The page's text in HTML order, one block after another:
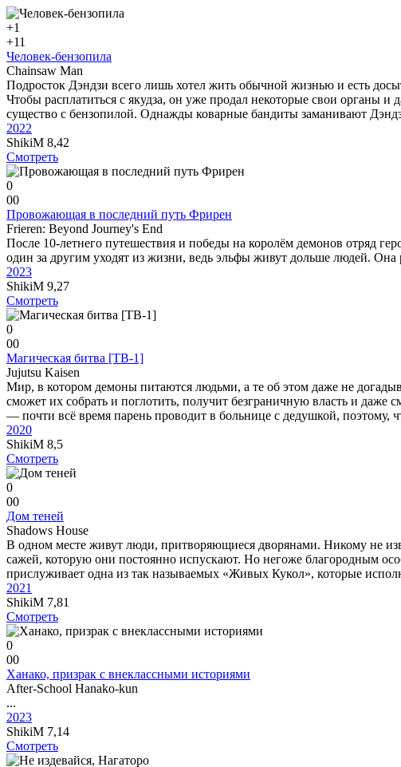
+1
+11
Человек-бензопила
Chainsaw Man
Подросток Дэндзи всего лишь хотел жить обычной жизнью и есть
Чтобы расплатиться с якудза, он уже продал некоторые свои органы
существо с бензопилой. Однажды коварные бандиты заманивают
2022
ShikiM 8,42
Смотреть
0
00
Провожающая в последний путь Фрирен
Frieren: Beyond Journey's End
После 10-летнего путешествия и победы на королём демонов отряд
один за другим уходят из жизни, ведь эльфы живут дольше людей.
2023
ShikiM 9,27
Смотреть
0
00
Магическая битва [ТВ-1]
Jujutsu Kaisen
Мир, в котором демоны питаются людьми, а те об этом даже не
сможет их собрать и поглотить, получит безграничную власть и
— почти всё время парень проводит в больнице с дедушкой, поэтому,
2020
ShikiM 8,5
Смотреть
0
00
Дом теней
Shadows House
В одном месте живут люди, притворяющиеся дворянами. Никому не
сажей, которую они постоянно испускают. Но негоже благородным
прислуживает одна из так называемых «Живых Кукол», которые
2021
ShikiM 7,81
Смотреть
0
00
Ханако, призрак с внеклассными историями
After-School Hanako-kun
...
2023
ShikiM 7,14
Смотреть